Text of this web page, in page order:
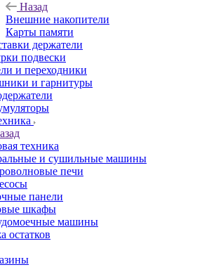
Назад
Внешние накопители
Карты памяти
держатели
подвески
и переходники
и гарнитуры
техника
и сушильные машины
печи
панели
шкафы
машины
остатков